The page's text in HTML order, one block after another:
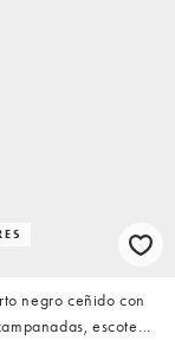
negro ceñido con
escote